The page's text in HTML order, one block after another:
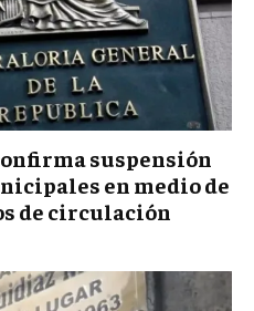
suspensión
en medio de
de circulación